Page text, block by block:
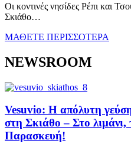
Οι κοντινές νησίδες Ρέπι και
Σκιάθο…
ΜΑΘΕΤΕ ΠΕΡΙΣΣΟΤΕΡΑ
NEWSROOM
Vesuvio: Η απόλυτη γεύση
στη Σκιάθο – Στο
Παρασκευή!